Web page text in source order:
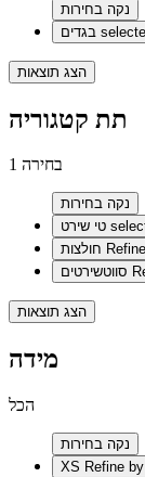
נקה בחירות
הצג תוצאות
תת קטגוריה
1 בחירה
נקה בחירות
הצג תוצאות
מידה
הכל
נקה בחירות
XS